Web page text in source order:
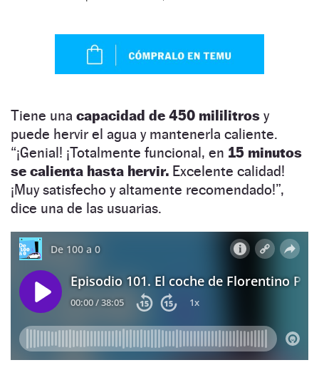
Tiene una capacidad de 450 mililitros y
puede hervir el agua y mantenerla caliente.
“¡Genial! ¡Totalmente funcional, en 15 minutos
se calienta hasta hervir. Excelente calidad!
¡Muy satisfecho y altamente recomendado!”,
dice una de las usuarias.